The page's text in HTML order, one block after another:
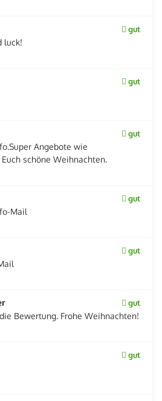
gut
luck!
gut
gut
Angebote wie
schöne Weihnachten.
gut
Mail
gut
gut
Bewertung. Frohe Weihnachten!
gut